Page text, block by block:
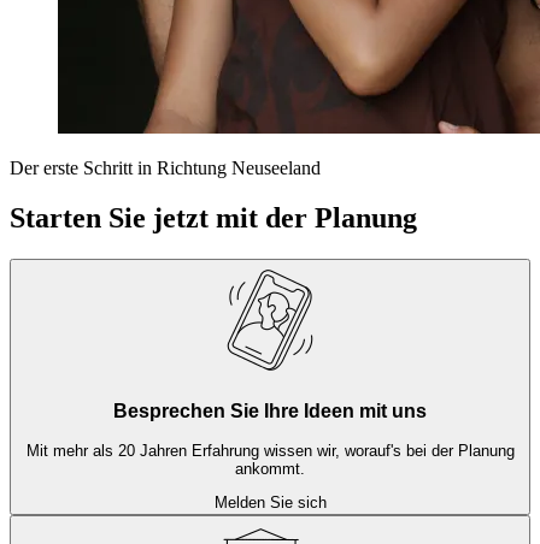
Der erste Schritt in Richtung Neuseeland
Starten Sie jetzt mit der Planung
Besprechen Sie Ihre Ideen mit uns
Mit mehr als 20 Jahren Erfahrung wissen wir, worauf's bei der Planung
ankommt.
Melden Sie sich